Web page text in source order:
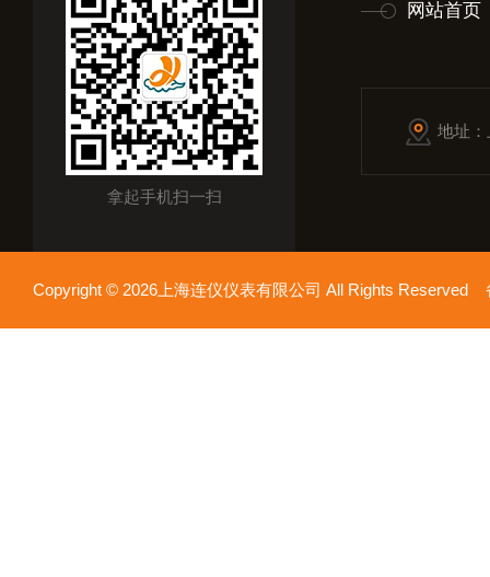
拿起手机扫一扫
网站首页
地址
Copyright © 2026上海连仪仪表有限公司 All Rights Reserved